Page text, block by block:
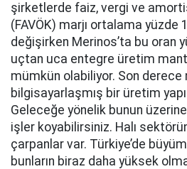
şirketlerde faiz, vergi ve
(FAVÖK) marjı ortalama yüzde
değişirken Merinos’ta bu oran
uçtan uca entegre üretim
mümkün olabiliyor. Son derece
bilgisayarlaşmış bir üretim
Geleceğe yönelik bunun
işler koyabilirsiniz. Halı
çarpanlar var. Türkiye’de
bunların biraz daha yüksek